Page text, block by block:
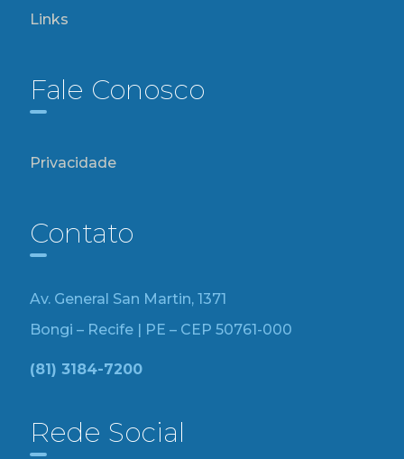
Links
Fale Conosco
Privacidade
Contato
Av. General San Martin, 1371
Bongi – Recife | PE – CEP 50761-000
(81) 3184-7200
Rede Social